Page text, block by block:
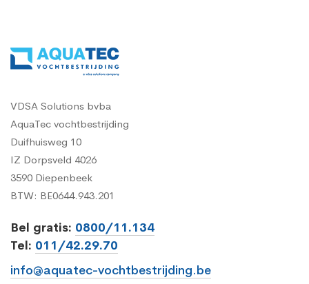
VDSA Solutions bvba
AquaTec vochtbestrijding
Duifhuisweg 10
IZ Dorpsveld 4026
3590 Diepenbeek
BTW: BE0644.943.201
Bel gratis: 0800/11.134
Tel: 011/42.29.70
info@aquatec-vochtbestrijding.be